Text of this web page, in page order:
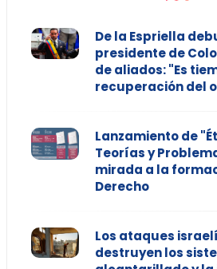
De la Espriella
presidente de
de aliados: "Es
recuperación del
Lanzamiento de
Teorías y
mirada a la
Derecho
Los ataques
destruyen los